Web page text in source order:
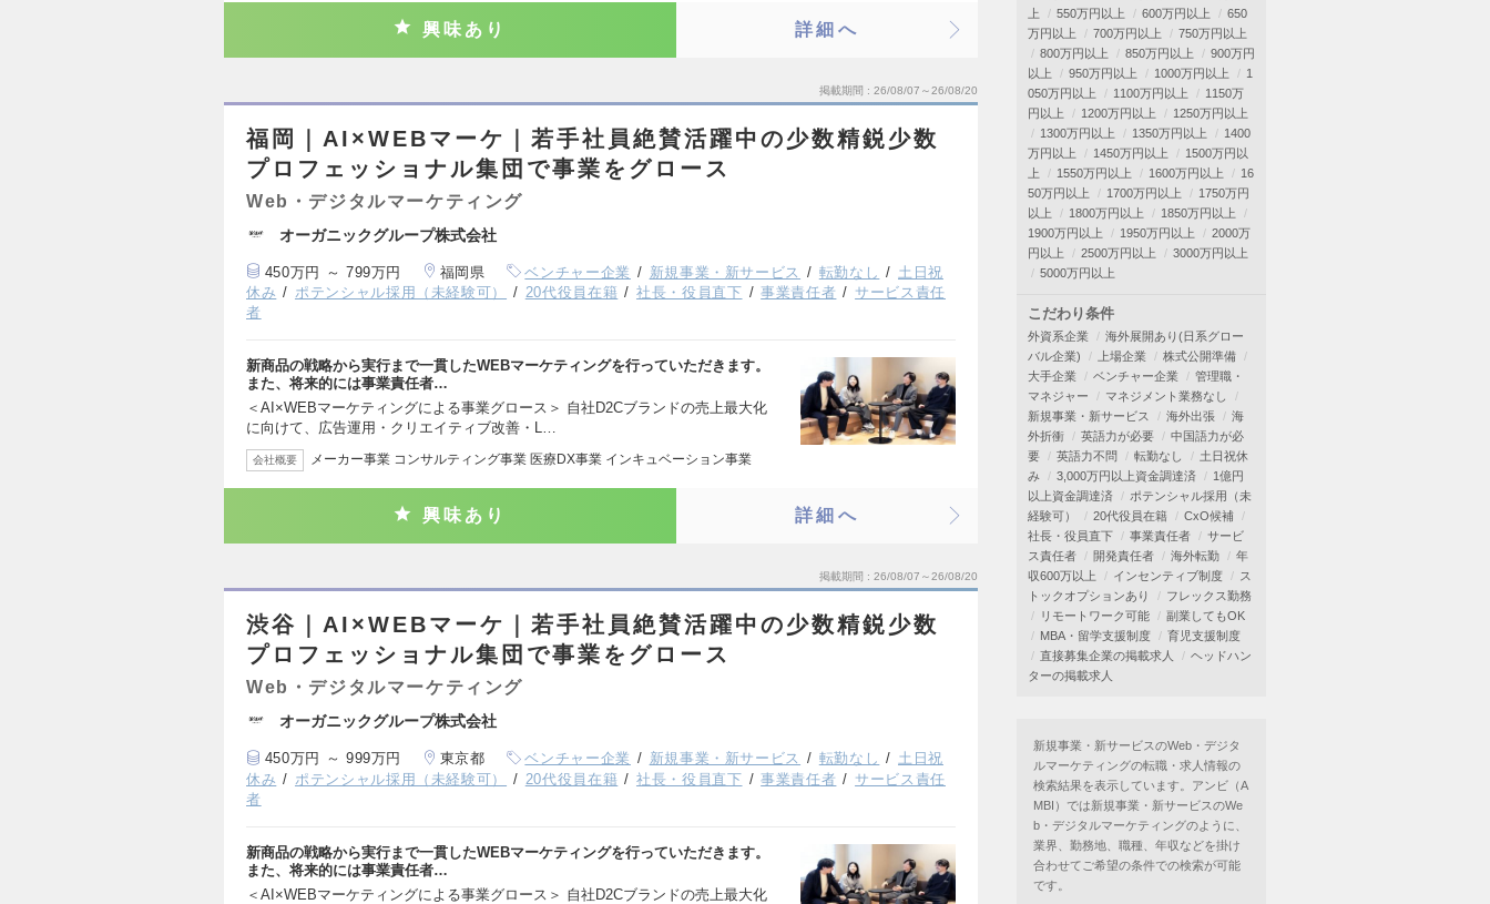
興味あり 詳細へ
掲載期間 26/08/07～26/08/20
福岡｜AI×WEBマーケ｜若手社員絶賛活躍中の少数精鋭少数
プロフェッショナル集団で事業をグロース
Web・デジタルマーケティング
オーガニックグループ株式会社
450万円 ～ 799万円 福岡県 ベンチャー企業 新規事業・新サービス 転勤なし
土日祝
休み
ポテンシャル採用（未経験可） 20代役員在籍 社長・役員直下 事業責任者
サービス責任
者
新商品の戦略から実行まで一貫したWEBマーケティングを行っていただきます。
また、将来的には事業責任者…
＜AI×WEBマーケティングによる事業グロース＞ 自社D2Cブランドの売上最大化
に向けて、広告運用・クリエイティブ改善・L…
会社概要 メーカー事業 コンサルティング事業 医療DX事業 インキュベーション事業
興味あり 詳細へ
掲載期間 26/08/07～26/08/20
渋谷｜AI×WEBマーケ｜若手社員絶賛活躍中の少数精鋭少数
プロフェッショナル集団で事業をグロース
Web・デジタルマーケティング
オーガニックグループ株式会社
450万円 ～ 999万円 東京都 ベンチャー企業 新規事業・新サービス 転勤なし
土日祝
休み
ポテンシャル採用（未経験可） 20代役員在籍 社長・役員直下 事業責任者
サービス責任
者
新商品の戦略から実行まで一貫したWEBマーケティングを行っていただきます。
また、将来的には事業責任者…
＜AI×WEBマーケティングによる事業グロース＞ 自社D2Cブランドの売上最大化
上
550万円以上 600万円以上
650
万円以上
700万円以上
750万円以上
800万円以上
850万円以上
900万円
以上
950万円以上 1000万円以上
1
050万円以上
1100万円以上
1150万
円以上
1200万円以上
1250万円以上
1300万円以上
1350万円以上
1400
万円以上
1450万円以上
1500万円以
上
1550万円以上 1600万円以上
16
50万円以上
1700万円以上
1750万円
以上
1800万円以上
1850万円以上
1900万円以上
1950万円以上
2000万
円以上
2500万円以上
3000万円以上
5000万円以上
こだわり条件
外資系企業
海外展開あり(日系グロー
バル企業)
上場企業
株式公開準備
大手企業
ベンチャー企業
管理職・
マネジャー
マネジメント業務なし
新規事業・新サービス
海外出張
海
外折衝
英語力が必要
中国語力が必
要
英語力不問 転勤なし
土日祝休
み
3,000万円以上資金調達済
1億円
以上資金調達済
ポテンシャル採用（未
経験可）
20代役員在籍
CxO候補
社長・役員直下
事業責任者
サービ
ス責任者
開発責任者 海外転勤
年
収600万以上
インセンティブ制度
ス
トックオプションあり
フレックス勤務
リモートワーク可能
副業してもOK
MBA・留学支援制度
育児支援制度
直接募集企業の掲載求人
ヘッドハン
ターの掲載求人
新規事業・新サービスのWeb・デジタ
ルマーケティングの転職・求人情報の
検索結果を表示しています。アンビ（A
MBI）では新規事業・新サービスのWe
b・デジタルマーケティングのように、
業界、勤務地、職種、年収などを掛け
合わせてご希望の条件での検索が可能
です。